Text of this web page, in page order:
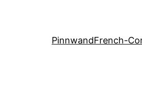
PinnwandFrench-